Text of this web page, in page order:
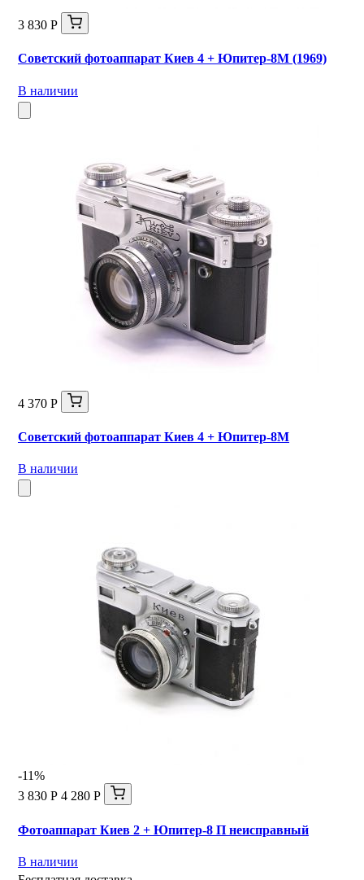
3 830 Р
Советский фотоаппарат Киев 4 + Юпитер-8М (1969)
В наличии
4 370 Р
Советский фотоаппарат Киев 4 + Юпитер-8М
В наличии
-11%
3 830 Р 4 280 Р
Фотоаппарат Киев 2 + Юпитер-8 П неисправный
В наличии